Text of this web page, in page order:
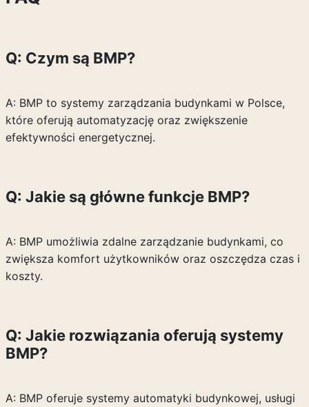
Q: Czym są BMP?
A: BMP to systemy zarządzania budynkami w Polsce,
które oferują automatyzację oraz zwiększenie
efektywności energetycznej.
Q: Jakie są główne funkcje BMP?
A: BMP umożliwia zdalne zarządzanie budynkami, co
zwiększa komfort użytkowników oraz oszczędza czas i
koszty.
Q: Jakie rozwiązania oferują systemy
BMP?
A: BMP oferuje systemy automatyki budynkowej, usługi